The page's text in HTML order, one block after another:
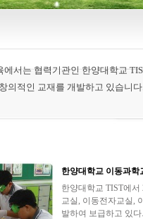
에서는 협력기관인 한양대학교
의적인 교재를 개발하고 있습니
한양대학교 이동과학
한양대학교 TIST에
교실, 이동전자교실,
발하여 보급하고 있다.